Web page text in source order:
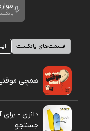
قسمت‌های پادکست
همچی
دانزی -
جستجو